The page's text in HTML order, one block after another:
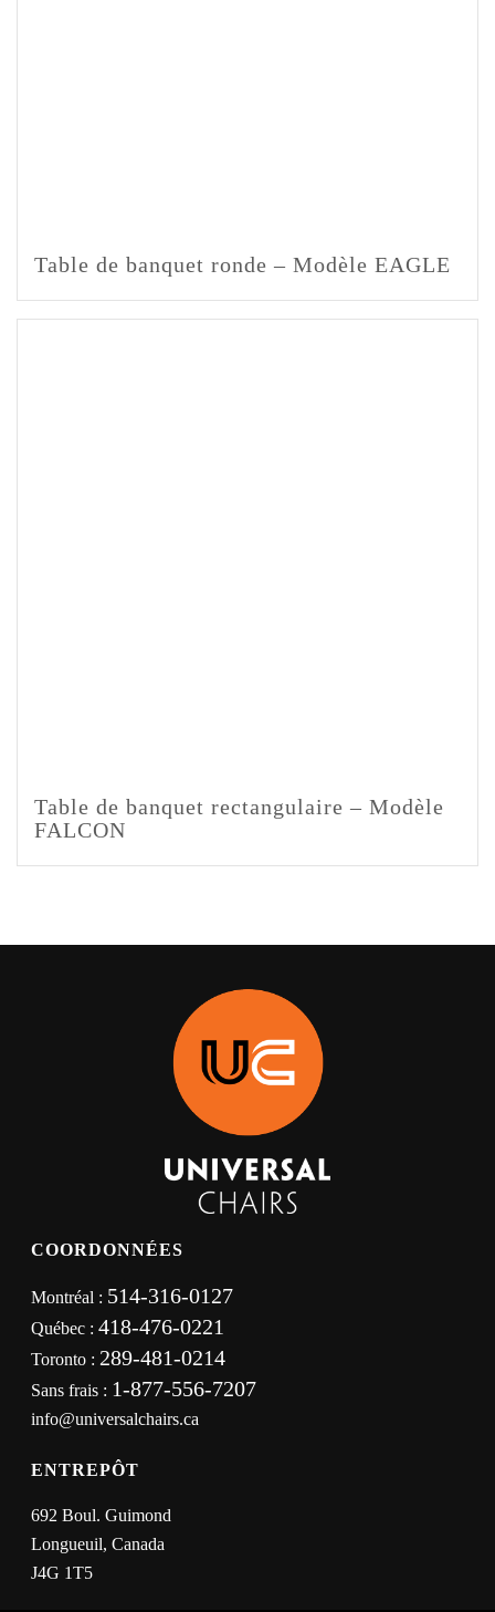
Table de banquet ronde – Modèle EAGLE
Table de banquet rectangulaire – Modèle
FALCON
COORDONNÉES
Montréal : 514-316-0127
Québec :418-476-0221
Toronto : 289-481-0214
Sans frais : 1-877-556-7207
info@universalchairs.ca
ENTREPÔT
692 Boul. Guimond
Longueuil, Canada
J4G 1T5